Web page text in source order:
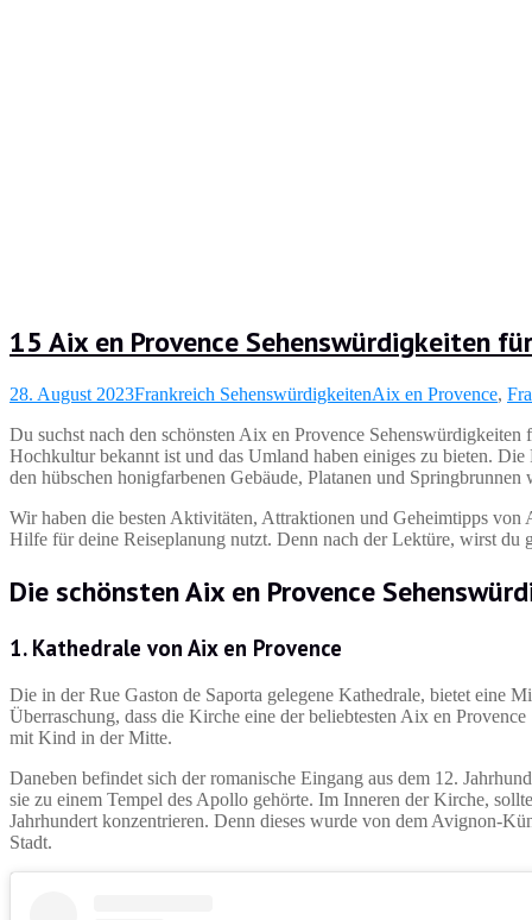
15 Aix en Provence Sehenswürdigkeiten
28. August 2023Frankreich SehenswürdigkeitenAix en Provence,
Du suchst nach den schönsten Aix en Provence
Hochkultur bekannt ist und das Umland haben einiges zu bieten.
den hübschen honigfarbenen Gebäude, Platanen und
Wir haben die besten Aktivitäten, Attraktionen und Geheimtipps von
Hilfe für deine Reiseplanung nutzt. Denn nach der Lektüre, wirst du
Die schönsten Aix en Provence
1. Kathedrale von Aix en Provence
Die in der Rue Gaston de Saporta gelegene Kathedrale, bietet eine
Überraschung, dass die Kirche eine der beliebtesten Aix en
mit Kind in der Mitte.
Daneben befindet sich der romanische Eingang aus dem 12.
sie zu einem Tempel des Apollo gehörte. Im Inneren der Kirche,
Jahrhundert konzentrieren. Denn dieses wurde von dem Avignon-
Stadt.